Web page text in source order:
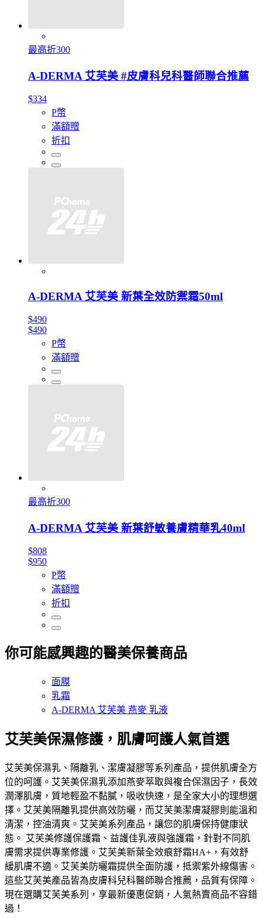
最高折300
A-DERMA 艾芙美 #皮膚科兒科醫師聯合推薦
$334
P幣
滿額贈
折扣
A-DERMA 艾芙美 新葉全效防禦霜50ml
$490
$490
P幣
滿額贈
最高折300
A-DERMA 艾芙美 新葉舒敏養膚精華乳40ml
$808
$950
P幣
滿額贈
折扣
你可能感興趣的醫美保養商品
面膜
乳霜
A-DERMA 艾芙美 燕麥 乳液
艾芙美保濕修護，肌膚呵護人氣首選
艾芙美保濕乳、隔離乳、潔膚凝膠等系列產品，提供肌膚全方
位的呵護。艾芙美保濕乳添加燕麥萃取與複合保濕因子，長效
潤澤肌膚，質地輕盈不黏膩，吸收快速，是全家大小的理想選
擇。艾芙美隔離乳提供高效防曬，而艾芙美潔膚凝膠則能溫和
清潔，控油清爽。艾芙美系列產品，讓您的肌膚保持健康狀
態。 艾芙美修護保護霜、益護佳乳液與強護霜，針對不同肌
膚需求提供專業修護。艾芙美新葉全效痕舒霜HA+，有效舒
緩肌膚不適。艾芙美防曬霜提供全面防護，抵禦紫外線傷害。
這些艾芙美產品皆為皮膚科兒科醫師聯合推薦，品質有保障。
現在選購艾芙美系列，享最新優惠促銷，人氣熱賣商品不容錯
過！